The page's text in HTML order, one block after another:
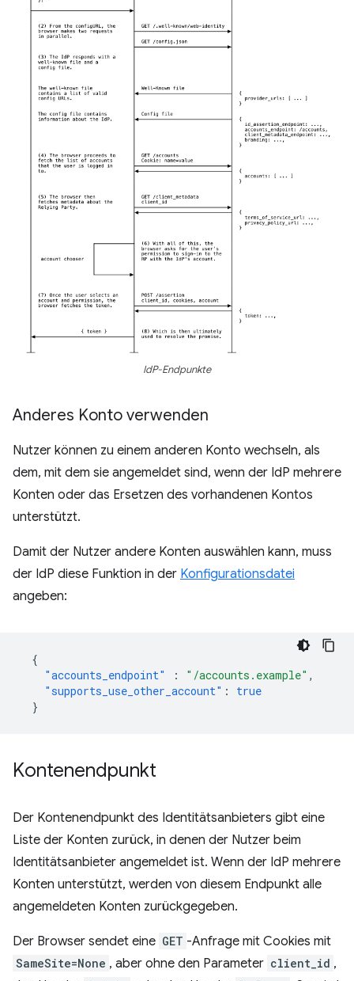
IdP-Endpunkte
Anderes Konto verwenden
Nutzer können zu einem anderen Konto wechseln, als
dem, mit dem sie angemeldet sind, wenn der IdP mehrere
Konten oder das Ersetzen des vorhandenen Kontos
unterstützt.
Damit der Nutzer andere Konten auswählen kann, muss
der IdP diese Funktion in der Konfigurationsdatei
angeben:
{
"accounts_endpoint"
: "/accounts.example" ,
"supports_use_other_account" :
true
}
Kontenendpunkt
Der Kontenendpunkt des Identitätsanbieters gibt eine
Liste der Konten zurück, in denen der Nutzer beim
Identitätsanbieter angemeldet ist. Wenn der IdP mehrere
Konten unterstützt, werden von diesem Endpunkt alle
angemeldeten Konten zurückgegeben.
Der Browser sendet eine GET -Anfrage mit Cookies mit
SameSite=None , aber ohne den Parameter client_id ,